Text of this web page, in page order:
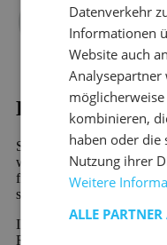
Kaufen?
Sind Sie auf der Suche
werden Sie bei Emob,
finden. In unserem
schöne Möbel und
Ihr neues
Rosa wird schnell und
Datenverkehr
Informationen
Website auch
Analysepartner
kombinieren,
haben oder die
Nutzung ihrer
Weitere
ALLE